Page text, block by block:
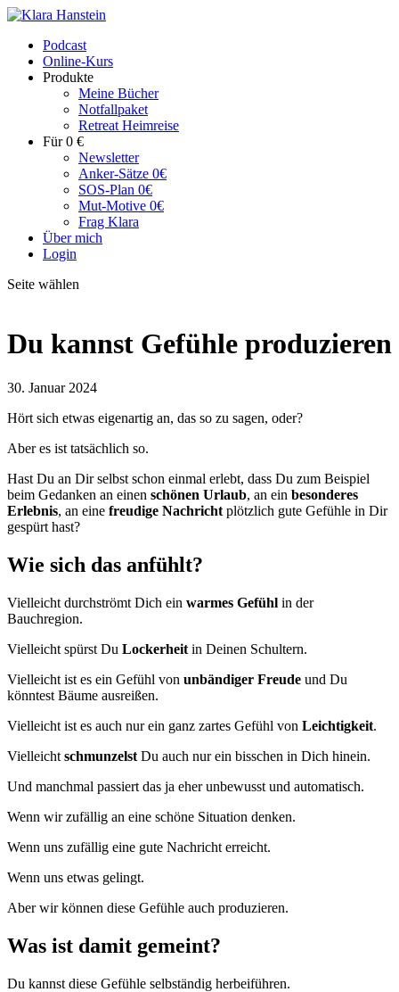
Podcast
Online-Kurs
Produkte
Meine Bücher
Notfallpaket
Retreat Heimreise
Für 0 €
Newsletter
Anker-Sätze 0€
SOS-Plan 0€
Mut-Motive 0€
Frag Klara
Über mich
Login
Seite wählen
Du kannst Gefühle produzieren
30. Januar 2024
Hört sich etwas eigenartig an, das so zu sagen, oder?
Aber es ist tatsächlich so.
Hast Du an Dir selbst schon einmal erlebt, dass Du zum Beispiel
beim Gedanken an einen schönen Urlaub, an ein besonderes
Erlebnis, an eine freudige Nachricht plötzlich gute Gefühle in Dir
gespürt hast?
Wie sich das anfühlt?
Vielleicht durchströmt Dich ein warmes Gefühl in der
Bauchregion.
Vielleicht spürst Du Lockerheit in Deinen Schultern.
Vielleicht ist es ein Gefühl von unbändiger Freude und Du
könntest Bäume ausreißen.
Vielleicht ist es auch nur ein ganz zartes Gefühl von Leichtigkeit.
Vielleicht schmunzelst Du auch nur ein bisschen in Dich hinein.
Und manchmal passiert das ja eher unbewusst und automatisch.
Wenn wir zufällig an eine schöne Situation denken.
Wenn uns zufällig eine gute Nachricht erreicht.
Wenn uns etwas gelingt.
Aber wir können diese Gefühle auch produzieren.
Was ist damit gemeint?
Du kannst diese Gefühle selbständig herbeiführen.